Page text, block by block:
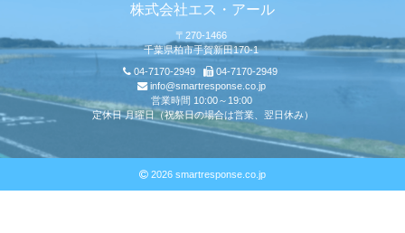
株式会社エス・アール
〒270-1466
千葉県柏市手賀新田170-1
04-7170-2949
04-7170-2949
info@smartresponse.co.jp
営業時間 10:00～19:00
定休日 月曜日（祝祭日の場合は営業、翌日休み）
2026 smartresponse.co.jp